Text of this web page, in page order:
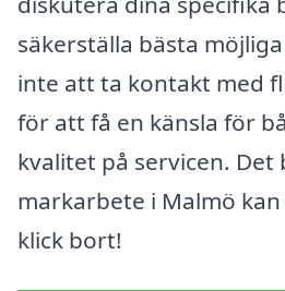
säkerställa bästa
inte att ta kontakt med
för att få en känsla för
kvalitet på servicen. Det
markarbete i Malmö
klick bort!